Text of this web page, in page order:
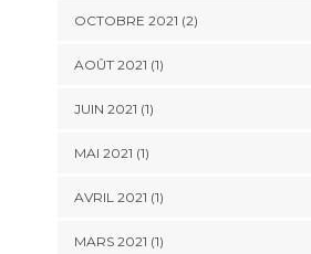
OCTOBRE 2021 (2)
AOÛT 2021 (1)
JUIN 2021 (1)
MAI 2021 (1)
AVRIL 2021 (1)
MARS 2021 (1)